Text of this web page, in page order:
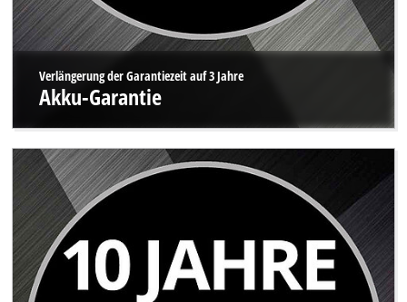
Verlängerung der Garantiezeit auf 3 Jahre
Akku-Garantie